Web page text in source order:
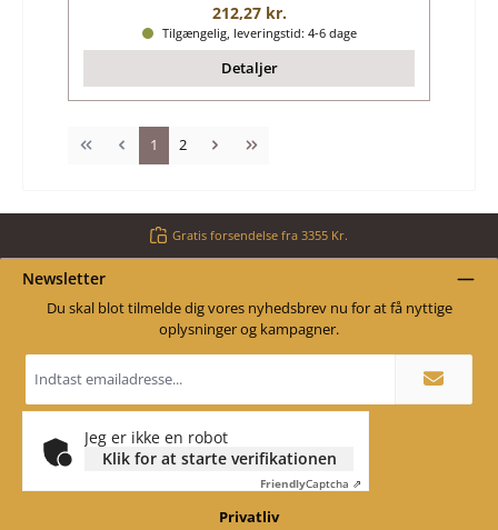
Almindelig pris:
212,27 kr.
Tilgængelig, leveringstid: 4-6 dage
Detaljer
Side
1 Side
2
Gratis forsendelse fra 3355 Kr.
Newsletter
Du skal blot tilmelde dig vores nyhedsbrev nu for at få nyttige
oplysninger og kampagner.
adresse
Jeg er ikke en robot
Klik for at starte verifikationen
FriendlyCaptcha ⇗
Privatliv